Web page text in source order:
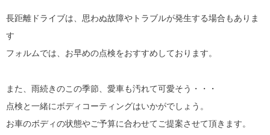
長距離ドライブは、思わぬ故障やトラブルが発生する場合もありま
す
フォルムでは、お早めの点検をおすすめしております。
また、雨続きのこの季節、愛車も汚れて可愛そう・・・
点検と一緒にボディコーティングはいかがでしょう。
お車のボディの状態やご予算に合わせてご提案させて頂きます。